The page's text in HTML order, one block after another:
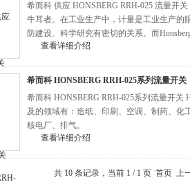
希而科 供应 HONSBERG RRH-025 流量开
牛耳者。在工业生产中，计量是工业生产的
防建设、科学研究有密切的关系。而
查看详细介绍
希而科 HONSBERG RRH-025系列流量开关
希而科 HONSBERG RRH-025系列流量开
及的领域有：造纸、印刷、空调、制药、化
核电厂、排气。
查看详细介绍
共 10 条记录，当前 1 / 1 页 首页